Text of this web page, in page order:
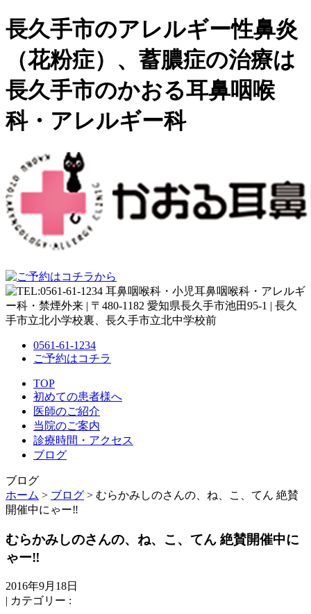
長久手市のアレルギー性鼻炎
（花粉症）、蓄膿症の治療は
長久手市のかおる耳鼻咽喉
科・アレルギー科
0561-61-1234
ご予約はコチラ
TOP
初めての患者様へ
医師のご紹介
当院のご案内
診療時間・アクセス
ブログ
ブログ
ホーム > ブログ > むらかみしのさんの、ね、こ、てん 絶賛
開催中にゃー‼️
むらかみしのさんの、ね、こ、てん 絶賛開催中に
ゃー‼️
2016年9月18日
| カテゴリー :